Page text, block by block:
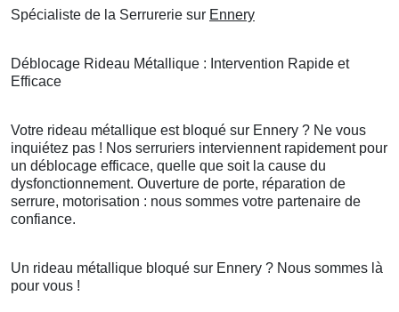
Spécialiste de la Serrurerie sur Ennery
Déblocage Rideau Métallique : Intervention Rapide et
Efficace
Votre rideau métallique est bloqué sur Ennery ? Ne vous
inquiétez pas ! Nos serruriers interviennent rapidement pour
un déblocage efficace, quelle que soit la cause du
dysfonctionnement. Ouverture de porte, réparation de
serrure, motorisation : nous sommes votre partenaire de
confiance.
Un rideau métallique bloqué sur Ennery ? Nous sommes là
pour vous !